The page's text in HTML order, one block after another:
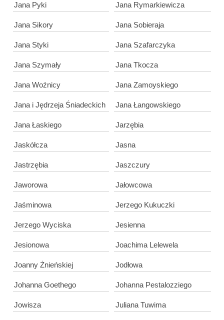
Jana Pyki Jana Rymarkiewicza
Jana Sikory Jana Sobieraja
Jana Styki Jana Szafarczyka
Jana Szymały Jana Tkocza
Jana Woźnicy Jana Zamoyskiego
Jana i Jędrzeja Śniadeckich Jana Łangowskiego
Jana Łaskiego Jarzębia
Jaskółcza Jasna
Jastrzębia Jaszczury
Jaworowa Jałowcowa
Jaśminowa Jerzego Kukuczki
Jerzego Wyciska Jesienna
Jesionowa Joachima Lelewela
Joanny Żnieńskiej Jodłowa
Johanna Goethego Johanna Pestalozziego
Jowisza Juliana Tuwima